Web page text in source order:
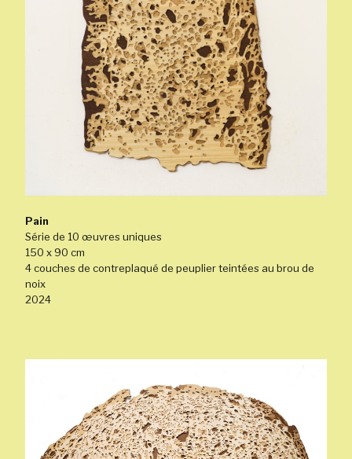
Pain
Série de 10 œuvres uniques
150 x 90 cm
4 couches de contreplaqué de peuplier teintées au brou de
noix
2024